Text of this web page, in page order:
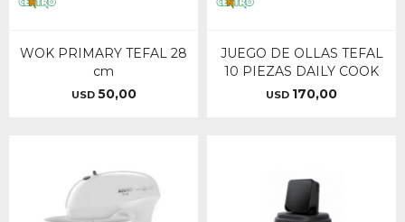
WOK PRIMARY TEFAL 28
cm
USD 50,00
JUEGO DE OLLAS TEFAL
10 PIEZAS DAILY COOK
USD 170,00